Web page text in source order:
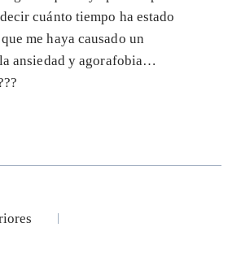
cuánto tiempo ha estado
me haya causado un
ansiedad y agorafobia…